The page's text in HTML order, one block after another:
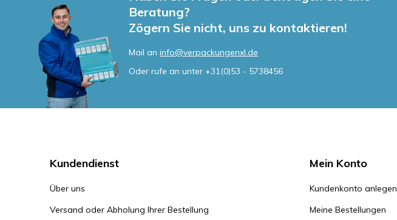
Beratung?
Zögern Sie nicht, uns zu kontaktieren!
Mail an info@verpackungenxl.de
Oder rufe an unter +31(0)53 - 5738456
Kundendienst
Über uns
Versand oder Abholung Ihrer Bestellung
Mein Konto
Kundenkonto anlegen
Meine Bestellungen